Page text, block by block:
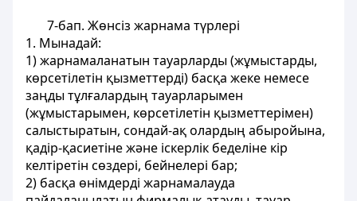
7-бап. Жөнсiз жарнама түрлерi
1. Мынадай:
1) жарнамаланатын тауарларды (жұмыстарды,
көрсетiлетiн қызметтердi) басқа жеке немесе
заңды тұлғалардың тауарларымен
(жұмыстарымен, көрсетiлетiн қызметтерiмен)
салыстыратын, сондай-ақ олардың абыройына,
қадiр-қасиетiне және iскерлiк беделiне кiр
келтiретiн сөздерi, бейнелерi бар;
2) басқа өнiмдердi жарнамалауда